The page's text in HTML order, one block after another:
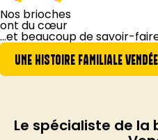
Nos brioches
ont du cœur
...et beaucoup desavoir-
UNE HISTOIRE FAMILIALE
Le spécialiste de